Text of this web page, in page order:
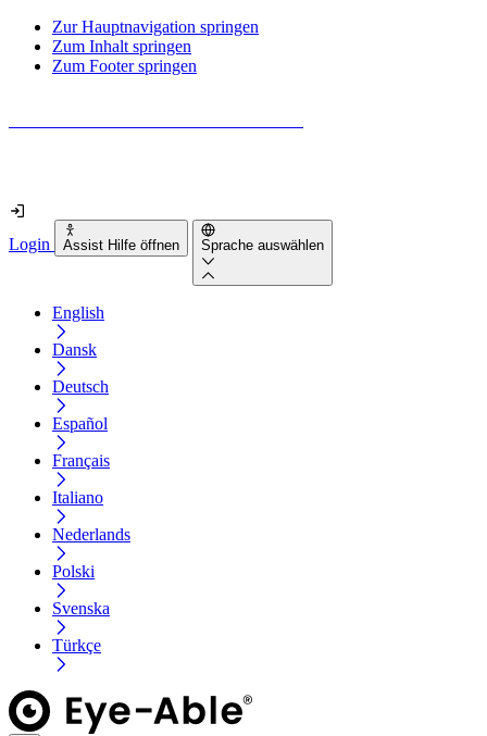
Zur Hauptnavigation springen
Zum Inhalt springen
Zum Footer springen
Login Assist Hilfe öffnen Sprache auswählen
English
Dansk
Deutsch
Español
Français
Italiano
Nederlands
Polski
Svenska
Türkçe